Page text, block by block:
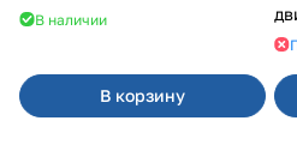
В наличии
В корзину